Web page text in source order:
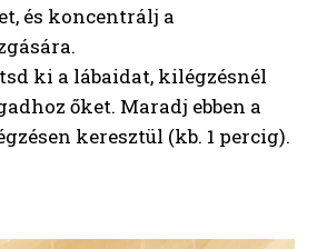
és koncentrálj a
ki a lábaidat, kilégzésnél
őket. Maradj ebben a
keresztül (kb. 1 percig).